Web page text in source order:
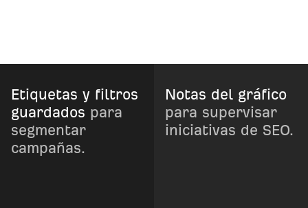
Etiquetas y filtros
guardados para
segmentar
campañas.
Notas del gráfico
para supervisar
iniciativas de SEO.